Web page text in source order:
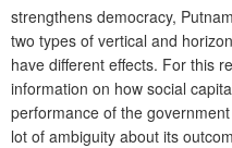
strengthens democracy,
two types of vertical and
have different effects. For this
information on how social
performance of the
lot of ambiguity about its